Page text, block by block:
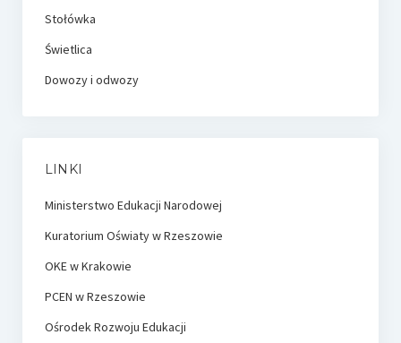
Stołówka
Świetlica
Dowozy i odwozy
LINKI
Ministerstwo Edukacji Narodowej
Kuratorium Oświaty w Rzeszowie
OKE w Krakowie
PCEN w Rzeszowie
Ośrodek Rozwoju Edukacji